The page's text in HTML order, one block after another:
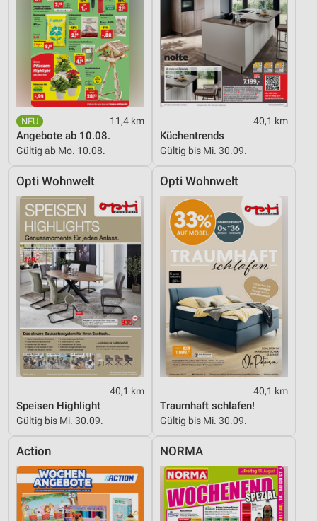
11,4 km
Angebote ab 10.08.
Gültig ab Mo. 10.08.
40,1 km
Küchentrends
Gültig bis Mi. 30.09.
Opti Wohnwelt
40,1 km
Speisen Highlight
Gültig bis Mi. 30.09.
Opti Wohnwelt
40,1 km
Traumhaft schlafen!
Gültig bis Mi. 30.09.
Action NORMA